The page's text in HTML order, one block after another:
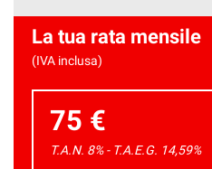
La tua rata mensile
(IVA inclusa)
75 €
T.A.N. 8% - T.A.E.G. 14,59%